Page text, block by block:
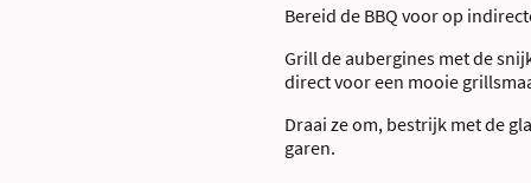
Bereid de BBQ voor op
Grill de aubergines met de
direct voor een mooie
Draai ze om, bestrijk met de
garen.